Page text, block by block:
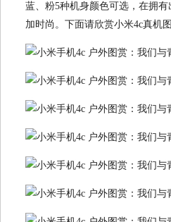
蓝、粉5种机身颜色可选，在拥
加时尚。下面请欣赏小米4c真机